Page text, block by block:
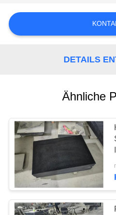
NACHRICHTEN
FORDERN
SITEMAP
PRIVACY
POLICY
DETAILS
Ähnliche